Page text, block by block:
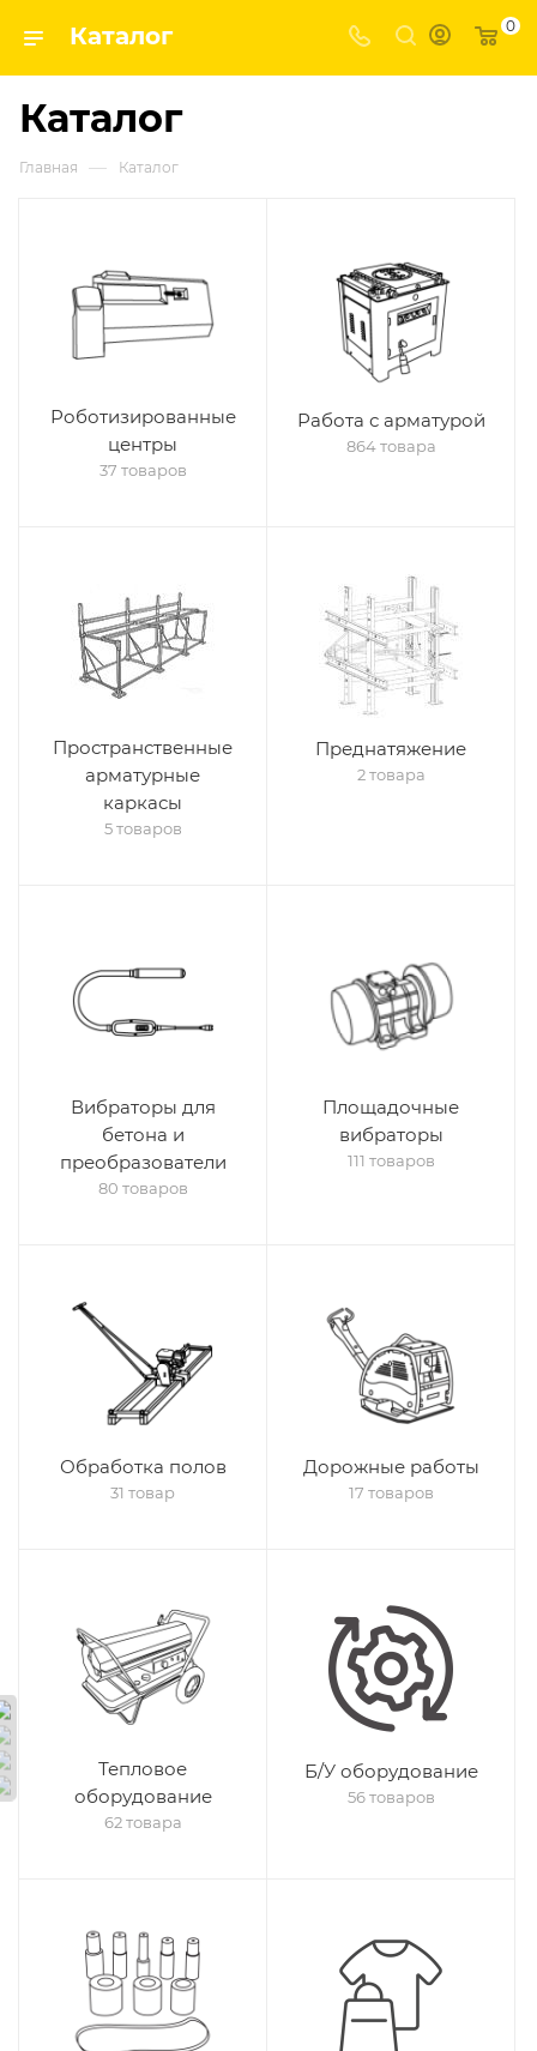
Каталог 0
Каталог
Главная — Каталог
Роботизированные
центры
37 товаров
Работа с арматурой
864 товара
Пространственные
арматурные
каркасы
5 товаров
Преднатяжение
2 товара
Вибраторы для
бетона и
преобразователи
80 товаров
Площадочные
вибраторы
111 товаров
Обработка полов
31 товар
Дорожные работы
17 товаров
Тепловое
оборудование
62 товара
Б/У оборудование
56 товаров